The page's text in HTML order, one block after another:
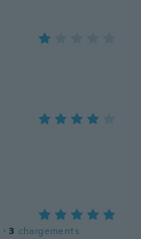
· 3 chargements